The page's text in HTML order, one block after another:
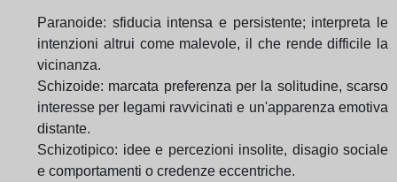
Paranoide: sfiducia intensa e persistente; interpreta le
intenzioni altrui come malevole, il che rende difficile la
vicinanza.
Schizoide: marcata preferenza per la solitudine, scarso
interesse per legami ravvicinati e un'apparenza emotiva
distante.
Schizotipico: idee e percezioni insolite, disagio sociale
e comportamenti o credenze eccentriche.